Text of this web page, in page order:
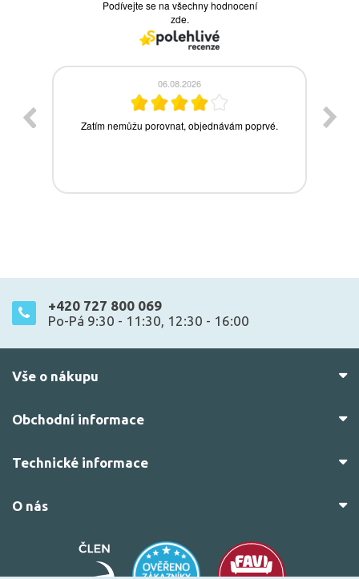
+420 727 800 069
Po-Pá 9:30 - 11:30, 12:30 - 16:00
Vše o nákupu
Obchodní informace
Technické informace
O nás